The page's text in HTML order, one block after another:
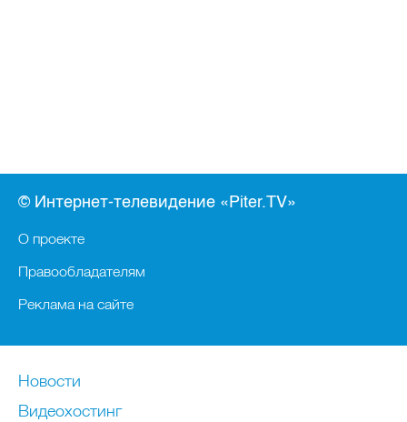
© Интернет-телевидение «Piter.TV»
О проекте
Правообладателям
Реклама на сайте
Новости
Видеохостинг